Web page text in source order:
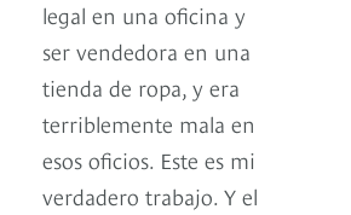
legal en una oficina y
ser vendedora en una
tienda de ropa, y era
terriblemente mala en
esos oficios. Este es mi
verdadero trabajo. Y el